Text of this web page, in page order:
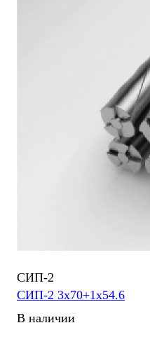
СИП-2
СИП-2 3х70+1х54.6
В наличии